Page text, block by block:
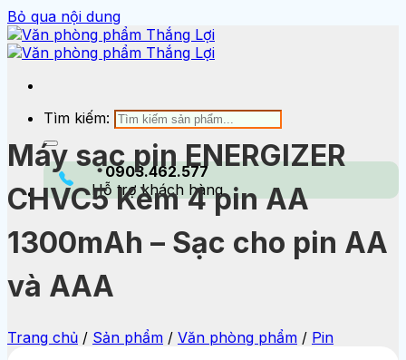
Bỏ qua nội dung
Tìm kiếm:
0903.462.577
Hỗ trợ khách hàng
Máy sạc pin ENERGIZER
CHVC5 Kèm 4 pin AA
1300mAh – Sạc cho pin AA
và AAA
Trang chủ / Sản phẩm / Văn phòng phẩm / Pin